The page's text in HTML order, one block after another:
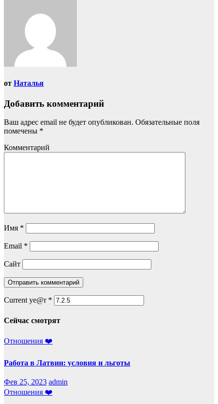
от Наталья
Добавить комментарий
Ваш адрес email не будет опубликован. Обязательные поля
помечены *
Комментарий
Имя *
Email *
Сайт
Current ye@r *
Сейчас смотрят
Отношения ❤️
Работа в Латвии: условия и льготы
Фев 25, 2023 admin
Отношения ❤️